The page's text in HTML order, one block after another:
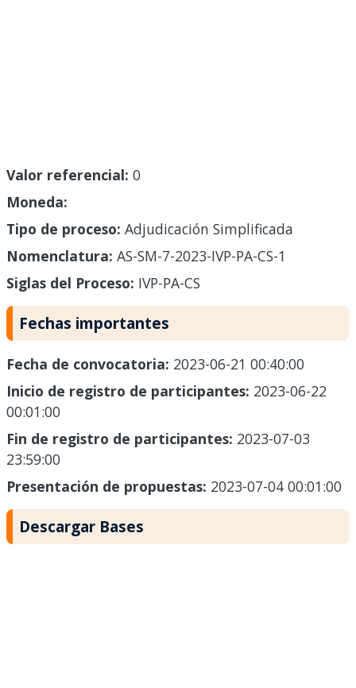
Valor referencial: 0
Moneda:
Tipo de proceso: Adjudicación Simplificada
Nomenclatura: AS-SM-7-2023-IVP-PA-CS-1
Siglas del Proceso: IVP-PA-CS
Fechas importantes
Fecha de convocatoria: 2023-06-21 00:40:00
Inicio de registro de participantes: 2023-06-22
00:01:00
Fin de registro de participantes: 2023-07-03
23:59:00
Presentación de propuestas: 2023-07-04 00:01:00
Descargar Bases